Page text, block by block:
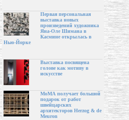
Первая персональная
выставка новых
произведений художника
Яна-Оле Шимана в
Касмине открылась в
Нью-Йорке
Выставка посвящена
голове как мотиву в
искусстве
МоМА получает большой
подарок от работ
швейцарских
архитекторов Herzog & de
Meuron